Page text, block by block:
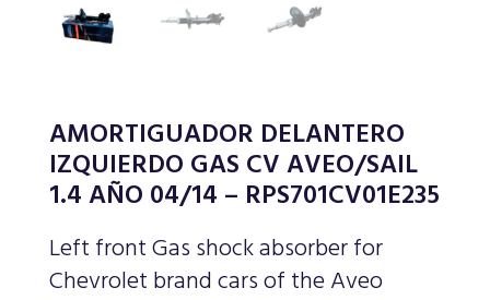
AMORTIGUADOR DELANTERO
IZQUIERDO GAS CV AVEO/SAIL
1.4 AÑO 04/14 – RPS701CV01E235
Left front Gas shock absorber for
Chevrolet brand cars of the Aveo